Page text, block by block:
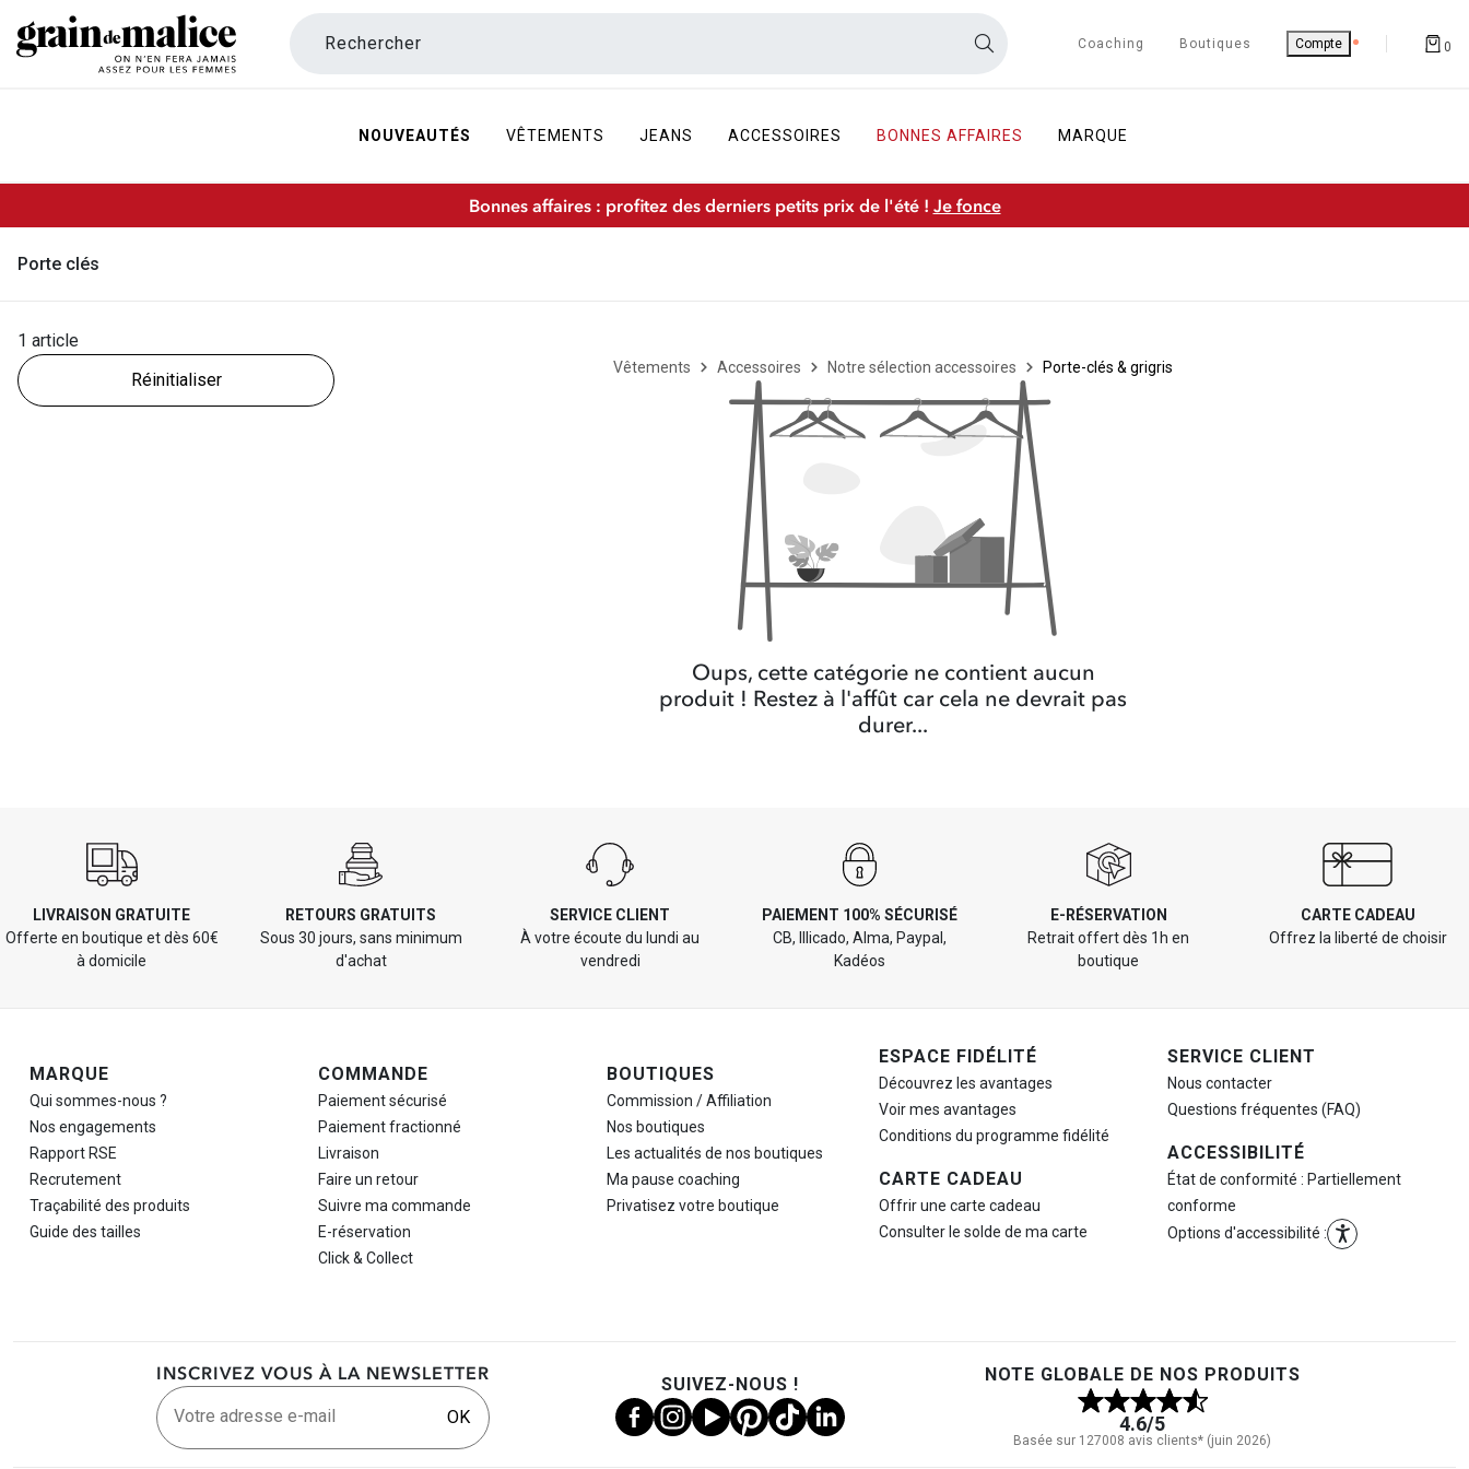
Rechercher Coaching Boutiques Compte 0
NOUVEAUTÉS VÊTEMENTS JEANS ACCESSOIRES BONNES AFFAIRES MARQUE
Bonnes affaires : profitez des derniers petits prix de l'été ! Je fonce
Porte clés
1 article
Réinitialiser
Oups, cette catégorie ne contient aucun
produit ! Restez à l'affût car cela ne devrait pas
durer...
Vêtements Accessoires Notre sélection accessoires Porte-clés & grigris
LIVRAISON GRATUITE
Offerte en boutique et dès 60€
à domicile
RETOURS GRATUITS
Sous 30 jours, sans minimum
d'achat
SERVICE CLIENT
À votre écoute du lundi au
vendredi
PAIEMENT 100% SÉCURISÉ
CB, Illicado, Alma, Paypal,
Kadéos
E-RÉSERVATION
Retrait offert dès 1h en
boutique
CARTE CADEAU
Offrez la liberté de choisir
Navigation de pied de page
MARQUE
Qui sommes-nous ?
Nos engagements
Rapport RSE
Recrutement
Traçabilité des produits
Guide des tailles
COMMANDE
Paiement sécurisé
Paiement fractionné
Livraison
Faire un retour
Suivre ma commande
E-réservation
Click & Collect
BOUTIQUES
Commission / Affiliation
Nos boutiques
Les actualités de nos boutiques
Ma pause coaching
Privatisez votre boutique
ESPACE FIDÉLITÉ
Découvrez les avantages
Voir mes avantages
Conditions du programme fidélité
CARTE CADEAU
Offrir une carte cadeau
Consulter le solde de ma carte
SERVICE CLIENT
Nous contacter
Questions fréquentes (FAQ)
ACCESSIBILITÉ
État de conformité : Partiellement
conforme
Options d'accessibilité :
INSCRIVEZ VOUS À LA NEWSLETTER
Votre adresse e-mail OK
SUIVEZ-NOUS ! NOTE GLOBALE DE NOS PRODUITS
4.6/5
Basée sur 127008 avis clients* (juin 2026)